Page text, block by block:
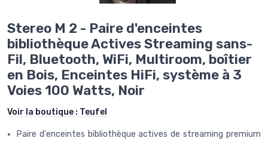
Stereo M 2 - Paire d'enceintes
bibliothèque Actives Streaming sans-
Fil, Bluetooth, WiFi, Multiroom, boîtier
en Bois, Enceintes HiFi, système à 3
Voies 100 Watts, Noir
Voir la boutique : Teufel
Paire d'enceintes bibliothèque actives de streaming premium